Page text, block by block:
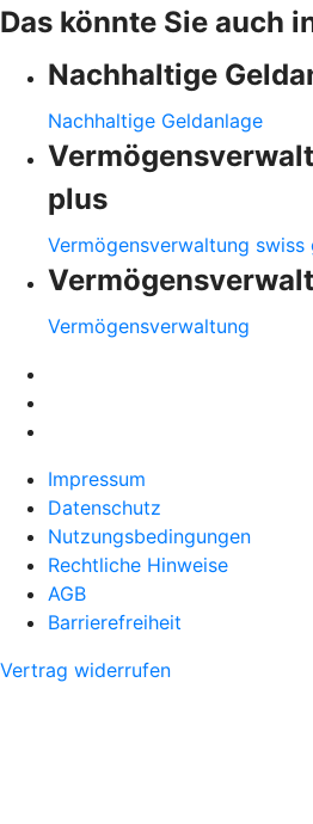
Das könnte Sie auch
Nachhaltige
Nachhaltige Geldanlage
plus
Vermögensverwaltung swiss
Vermögensverwaltung
Impressum
Datenschutz
Nutzungsbedingungen
Rechtliche Hinweise
AGB
Barrierefreiheit
Vertrag widerrufen